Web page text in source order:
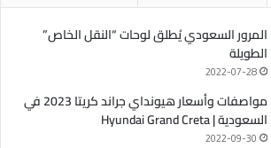
المرور السعودي يُطلق لوحات “النقل الخاص”
الطويلة
2022-07-28
مواصفات وأسعار هيونداي جراند كريتا 2023 في
السعودية | Hyundai Grand Creta
2022-09-30